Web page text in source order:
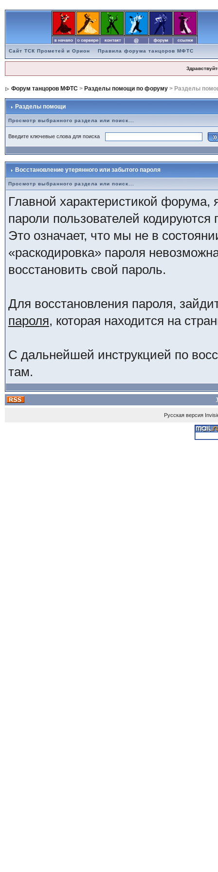
Сайт ТСК Прометей и Орион Правила форума танцоров МФТС
Форум танцоров МФТС> Разделы помощи по форуму> Разделы
Разделы помощи
Просмотр выбранного раздела или поиск...
Введите ключевые слова для поиска
Восстановление утерянного или забытого пароля
Просмотр выбранного раздела или поиск...
Главной характеристикой форума,
пароли пользователей кодируются
Это означает, что мы не в
«раскодировка» пароля
восстановить свой пароль.
Для восстановления пароля,
пароля, которая находится на
С дальнейшей инструкцией по
там.
Русская версия